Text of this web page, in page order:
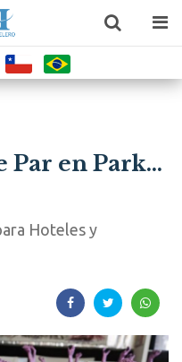
Par en Park...
Hoteles y